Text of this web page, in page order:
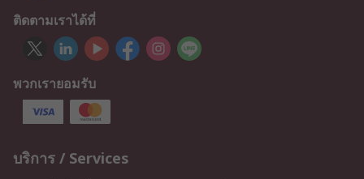
ติดตามเราได้ที่
พวกเรายอมรับ
บริการ / Services